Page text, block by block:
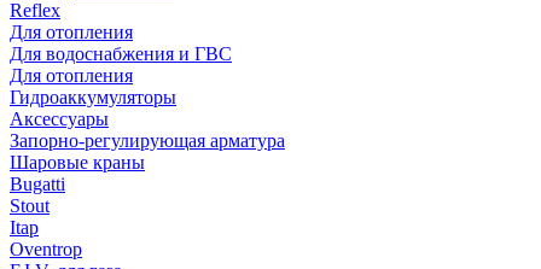
Reflex
Для отопления
Для водоснабжения и ГВС
Для отопления
Гидроаккумуляторы
Аксессуары
Запорно-регулирующая арматура
Шаровые краны
Bugatti
Stout
Itap
Oventrop